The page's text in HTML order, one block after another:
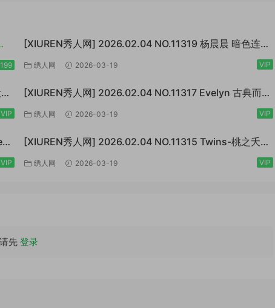
199
[XIUREN秀人网] 2026.02.04 NO.11319 杨晨晨 暗色连体
衣[73P/923MB]
绣人网 2026-03-19 VIP
VIP
[XIUREN秀人网] 2026.02.04 NO.11317 Evelyn 古典而又
暧昧[64P/870MB]
绣人网 2026-03-19 VIP
VIP
[XIUREN秀人网] 2026.02.04 NO.11315 Twins-桃之夭夭
橙色薄纱[83P/1.10GB]
绣人网 2026-03-19 VIP
请先 登录